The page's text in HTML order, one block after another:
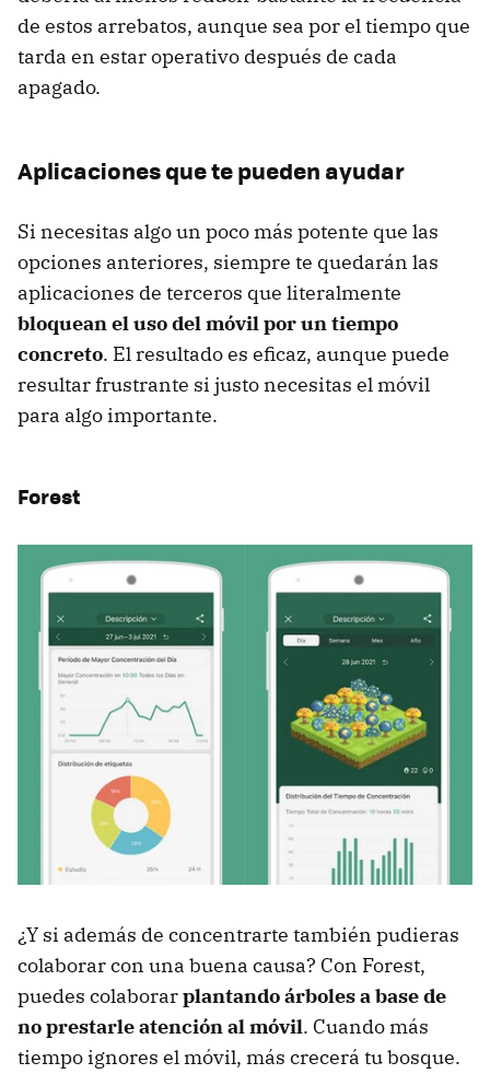
de estos arrebatos, aunque sea por el tiempo que
tarda en estar operativo después de cada
apagado.
Aplicaciones que te pueden ayudar
Si necesitas algo un poco más potente que las
opciones anteriores, siempre te quedarán las
aplicaciones de terceros que literalmente
bloquean el uso del móvil por un tiempo
concreto. El resultado es eficaz, aunque puede
resultar frustrante si justo necesitas el móvil
para algo importante.
Forest
¿Y si además de concentrarte también pudieras
colaborar con una buena causa? Con Forest,
puedes colaborarplantando árboles a base de
no prestarle atención al móvil. Cuando más
tiempo ignores el móvil, más crecerá tu bosque.